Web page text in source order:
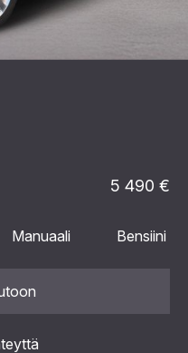
5 490 €
Manuaali Bensiini